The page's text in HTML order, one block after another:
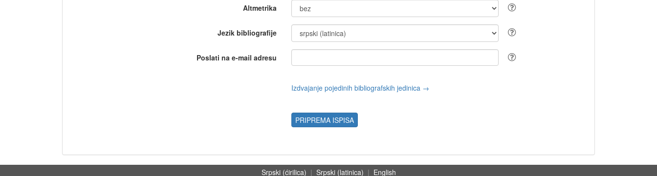
Altmetrika
Jezik bibliografije
Poslati na e-mail adresu
Izdvajanje pojedinih bibliografskih jedinica →
PRIPREMA ISPISA
Srpski (ćirilica) | Srpski (latinica) | English